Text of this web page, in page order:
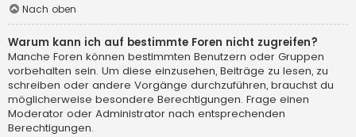
Nach oben
Warum kann ich auf bestimmte Foren nicht zugreifen?
Manche Foren können bestimmten Benutzern oder Gruppen
vorbehalten sein. Um diese einzusehen, Beiträge zu lesen, zu
schreiben oder andere Vorgänge durchzuführen, brauchst du
möglicherweise besondere Berechtigungen. Frage einen
Moderator oder Administrator nach entsprechenden
Berechtigungen.